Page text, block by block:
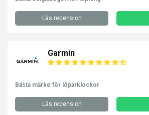
Läs recension
Garmin
Bästa märke för löparklockor
Läs recension